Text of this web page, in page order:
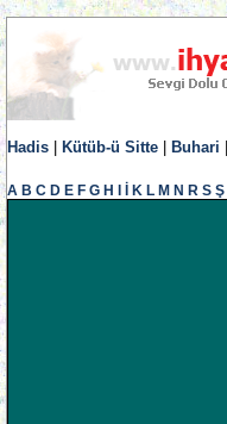
Hadis Kütüb-ü Sitte Buhari
A B C D E F G H K L M N R S Ş